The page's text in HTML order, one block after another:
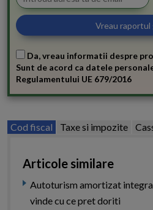
Da, vreau informatii despre
Sunt de acord ca datele
Regulamentului UE 679/2016
Cod fiscal Taxe si impozite
Articole similare
Autoturism amortizat
vinde cu ce pret doriti